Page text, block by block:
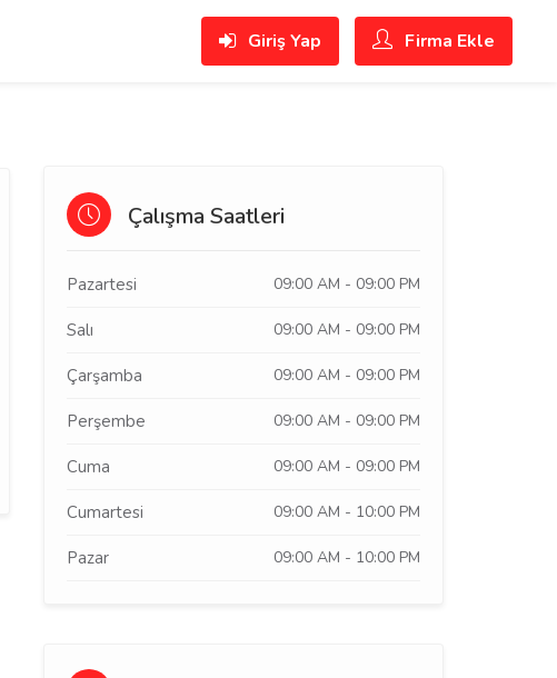
Giriş Yap Firma Ekle
Çalışma Saatleri
Pazartesi 09:00 AM - 09:00 PM
Salı 09:00 AM - 09:00 PM
Çarşamba 09:00 AM - 09:00 PM
Perşembe 09:00 AM - 09:00 PM
Cuma 09:00 AM - 09:00 PM
Cumartesi 09:00 AM - 10:00 PM
Pazar 09:00 AM - 10:00 PM